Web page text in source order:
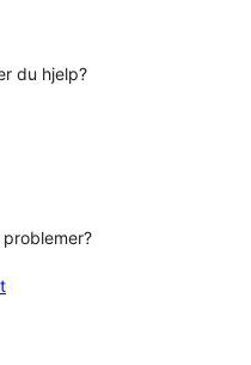
du hjelp?